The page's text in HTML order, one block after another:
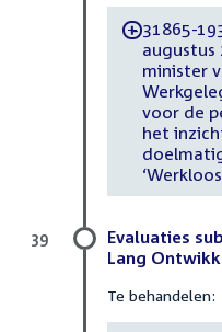
-31865-
augustus
minister
voor de
het
Evaluaties
Lang
Te behandelen:
39